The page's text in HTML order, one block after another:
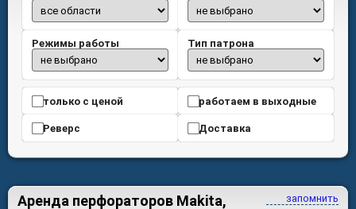
Режимы работы Тип патрона
только с ценой работаем в выходные
Реверс Доставка
запомнить
Аренда перфораторов Makita,